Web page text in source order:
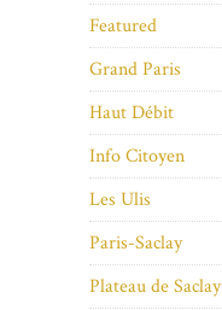
Featured
Grand Paris
Haut Débit
Info Citoyen
Les Ulis
Paris-Saclay
Plateau de Saclay